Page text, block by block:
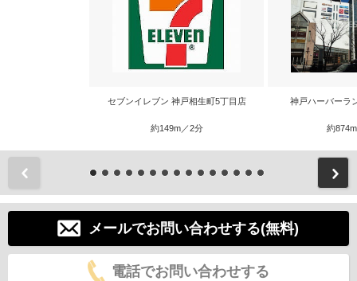
セブンイレブン 神戸相生町5丁目店
約149m／2分
神戸ハーバーラ
約
メールでお問い合わせする(無料)
電話でお問い合わせする